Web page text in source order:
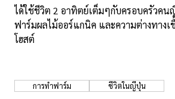
ได้ใช้ชีวิต 2 อาทิตย์เต็มๆกับครอบครัวค
ฟาร์มผลไม้ออร์แกนิค และความต่างทางเ
โฮสต์
การทำฟาร์ม ชีวิตในญี่ปุ่น